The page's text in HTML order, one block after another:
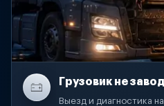
Грузовик не
Выезд и диагностика